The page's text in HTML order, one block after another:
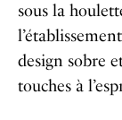
sous la
design sobre
touches à